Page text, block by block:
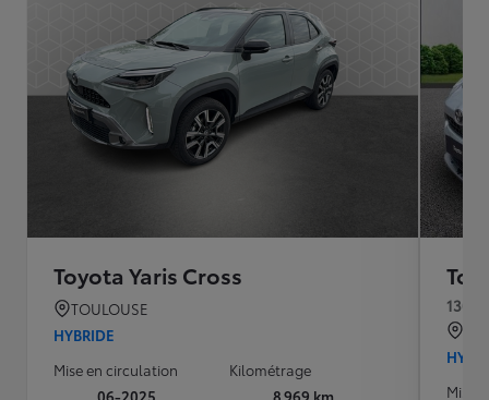
Toyota Yaris Cross
TOULOUSE
HYBRIDE
Mise en circulation
06-2025
Kilométrage
8 969 km
130h
Mise